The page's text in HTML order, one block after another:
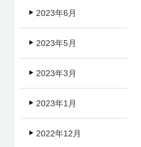
2023年6月
2023年5月
2023年3月
2023年1月
2022年12月